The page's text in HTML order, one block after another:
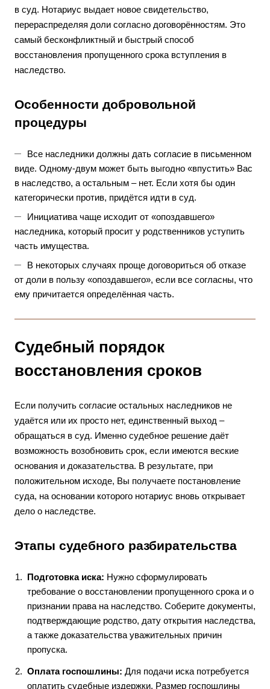
в суд. Нотариус выдает новое свидетельство,
перераспределяя доли согласно договорённостям. Это
самый бесконфликтный и быстрый способ
восстановления пропущенного срока вступления в
наследство.
Особенности добровольной
процедуры
Все наследники должны дать согласие в письменном
виде. Одному-двум может быть выгодно «впустить» Вас
в наследство, а остальным – нет. Если хотя бы один
категорически против, придётся идти в суд.
Инициатива чаще исходит от «опоздавшего»
наследника, который просит у родственников уступить
часть имущества.
В некоторых случаях проще договориться об отказе
от доли в пользу «опоздавшего», если все согласны, что
ему причитается определённая часть.
Судебный порядок
восстановления сроков
Если получить согласие остальных наследников не
удаётся или их просто нет, единственный выход –
обращаться в суд. Именно судебное решение даёт
возможность возобновить срок, если имеются веские
основания и доказательства. В результате, при
положительном исходе, Вы получаете постановление
суда, на основании которого нотариус вновь открывает
дело о наследстве.
Этапы судебного разбирательства
Подготовка иска: Нужно сформулировать
требование о восстановлении пропущенного срока и о
признании права на наследство. Соберите документы,
подтверждающие родство, дату открытия наследства,
а также доказательства уважительных причин
пропуска.
Оплата госпошлины: Для подачи иска потребуется
оплатить судебные издержки. Размер госпошлины